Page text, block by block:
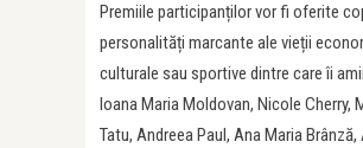
Premiile participanților vor fi oferite
personalități marcante ale vieții
culturale sau sportive dintre care îi
Ioana Maria Moldovan, Nicole Cherry,
Tatu, Andreea Paul, Ana Maria Brânză,